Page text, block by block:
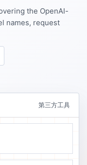
the OpenAI-
names, request
第三方工具